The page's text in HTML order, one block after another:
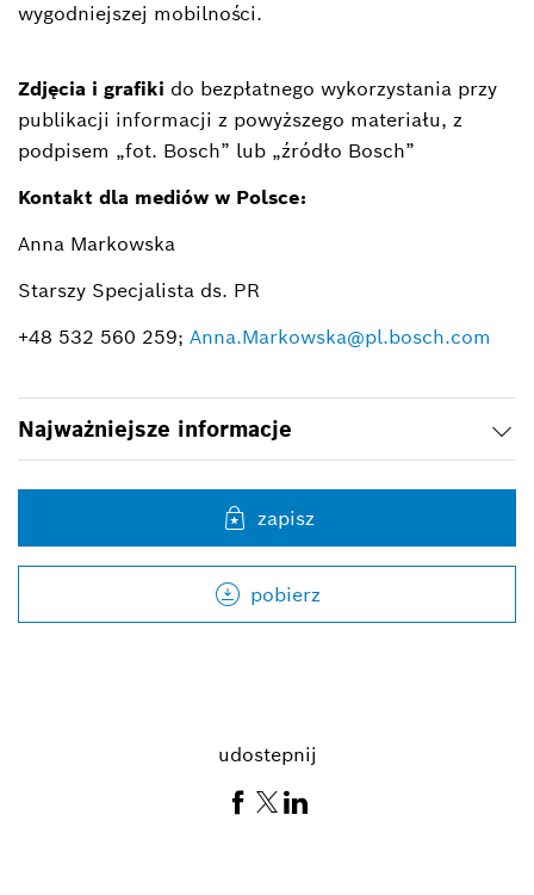
wygodniejszej mobilności.
Zdjęcia i grafiki do bezpłatnego wykorzystania przy
publikacji informacji z powyższego materiału, z
podpisem „fot. Bosch” lub „źródło Bosch”
Kontakt dla mediów w Polsce:
Anna Markowska
Starszy Specjalista ds. PR
+48 532 560 259; Anna.Markowska@pl.bosch.com
Najważniejsze informacje
zapisz
pobierz
udostepnij